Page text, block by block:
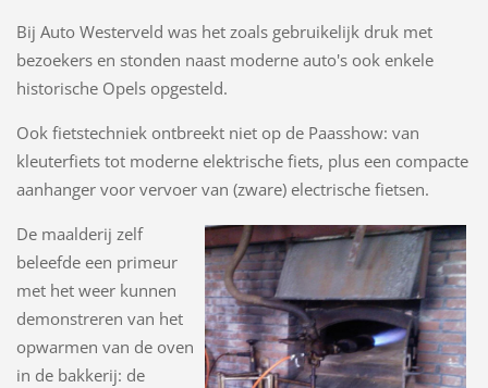
Bij Auto Westerveld was het zoals gebruikelijk druk met
bezoekers en stonden naast moderne auto's ook enkele
historische Opels opgesteld.
Ook fietstechniek ontbreekt niet op de Paasshow: van
kleuterfiets tot moderne elektrische fiets, plus een compacte
aanhanger voor vervoer van (zware) electrische fietsen.
De maalderij zelf
beleefde een primeur
met het weer kunnen
demonstreren van het
opwarmen van de oven
in de bakkerij: de